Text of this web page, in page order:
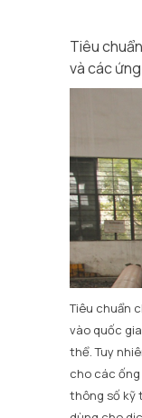
Tiêu
và các
Tiêu chuẩn
vào quốc
thể. Tuy
cho các ống
thông số kỹ